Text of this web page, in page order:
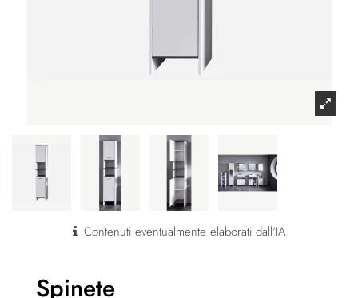
Contenuti eventualmente elaborati dall'IA
Spinete